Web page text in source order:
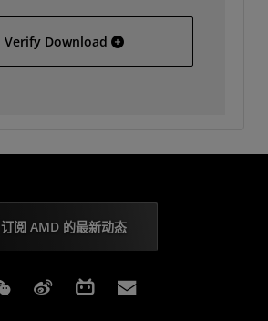
Verify Download Solaris
订阅 AMD 的最新动态
Weixin Weibo Bilibili